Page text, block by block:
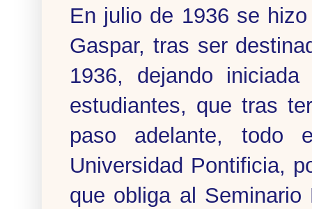
En julio de 1936 se
Gaspar, tras ser
1936, dejando
estudiantes, que tras
paso adelante, todo
Universidad Pontificia,
que obliga al